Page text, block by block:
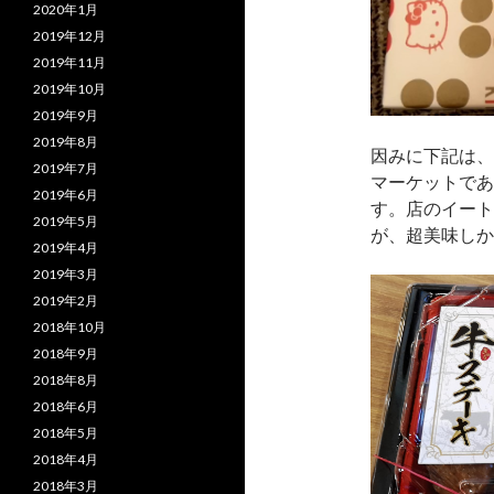
因みに下記は
マーケットで
す。店のイー
が、超美味し
2020年1月
2019年12月
2019年11月
2019年10月
2019年9月
2019年8月
2019年7月
2019年6月
2019年5月
2019年4月
2019年3月
2019年2月
2018年10月
2018年9月
2018年8月
2018年6月
2018年5月
2018年4月
2018年3月